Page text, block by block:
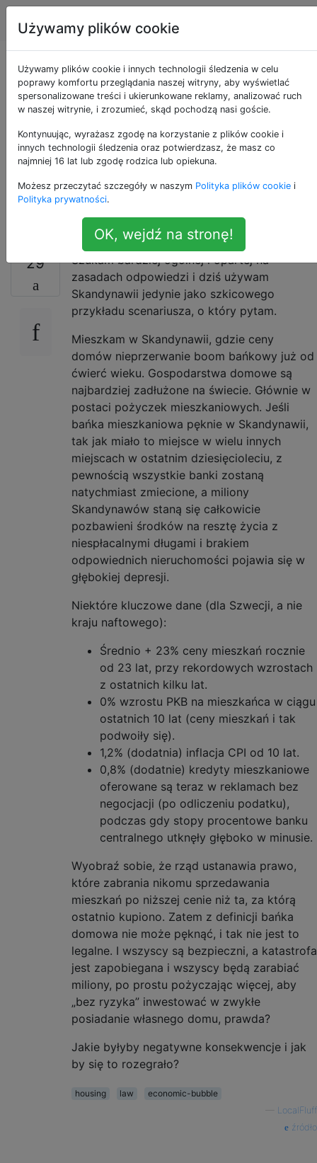
Ekonomia
Prawo zakazujące
sprzedawania domu
taniej niż za to, jakie
to miałoby
konsekwencje?
29
Szukam bardziej ogólnej i opartej na
zasadach odpowiedzi i dziś używam
Skandynawii jedynie jako szkicowego
przykładu scenariusza, o który pytam.
Mieszkam w Skandynawii, gdzie ceny
domów nieprzerwanie boom bańkowy już od
ćwierć wieku. Gospodarstwa domowe są
najbardziej zadłużone na świecie. Głównie w
postaci pożyczek mieszkaniowych. Jeśli
bańka mieszkaniowa pęknie w Skandynawii,
tak jak miało to miejsce w wielu innych
miejscach w ostatnim dziesięcioleciu, z
pewnością wszystkie banki zostaną
natychmiast zmiecione, a miliony
Skandynawów staną się całkowicie
pozbawieni środków na resztę życia z
niespłacalnymi długami i brakiem
odpowiednich nieruchomości pojawia się w
głębokiej depresji.
Niektóre kluczowe dane (dla Szwecji, a nie
kraju naftowego):
Średnio + 23% ceny mieszkań rocznie
od 23 lat, przy rekordowych wzrostach
z ostatnich kilku lat.
0% wzrostu PKB na mieszkańca w ciągu
ostatnich 10 lat (ceny mieszkań i tak
podwoiły się).
1,2% (dodatnia) inflacja CPI od 10 lat.
0,8% (dodatnie) kredyty mieszkaniowe
oferowane są teraz w reklamach bez
negocjacji (po odliczeniu podatku),
podczas gdy stopy procentowe banku
centralnego utknęły głęboko w minusie.
Wyobraź sobie, że rząd ustanawia prawo,
które zabrania nikomu sprzedawania
mieszkań po niższej cenie niż ta, za którą
ostatnio kupiono. Zatem z definicji bańka
domowa nie może pęknąć, i tak nie jest to
legalne. I wszyscy są bezpieczni, a katastrofa
jest zapobiegana i wszyscy będą zarabiać
miliony, po prostu pożyczając więcej, aby
„bez ryzyka” inwestować w zwykłe
posiadanie własnego domu, prawda?
Jakie byłyby negatywne konsekwencje i jak
by się to rozegrało?
housing law
economic-bubble
LocalFluff
źródło
Używamy plików cookie
Używamy plików cookie i innych technologii śledzenia w celu
poprawy komfortu przeglądania naszej witryny, aby wyświetlać
spersonalizowane treści i ukierunkowane reklamy, analizować ruch
w naszej witrynie, i zrozumieć, skąd pochodzą nasi goście.
Kontynuując, wyrażasz zgodę na korzystanie z plików cookie i
innych technologii śledzenia oraz potwierdzasz, że masz co
najmniej 16 lat lub zgodę rodzica lub opiekuna.
Możesz przeczytać szczegóły w naszym Polityka plików cookie i
Polityka prywatności.
OK, wejdź na stronę!